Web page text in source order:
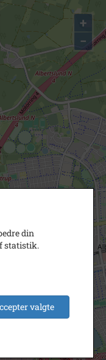
+
−
din
statistik.
valgte